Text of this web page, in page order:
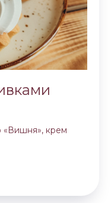
«Вишня», крем